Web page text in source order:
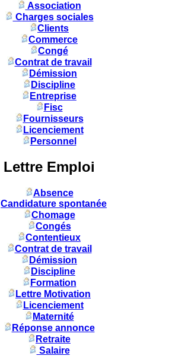
Association
Charges sociales
Clients
Commerce
Congé
Contrat de travail
Démission
Discipline
Entreprise
Fisc
Fournisseurs
Licenciement
Personnel
Lettre Emploi
Absence
Candidature spontanée
Chomage
Congés
Contentieux
Contrat de travail
Démission
Discipline
Formation
Lettre Motivation
Licenciement
Maternité
Réponse annonce
Retraite
Salaire